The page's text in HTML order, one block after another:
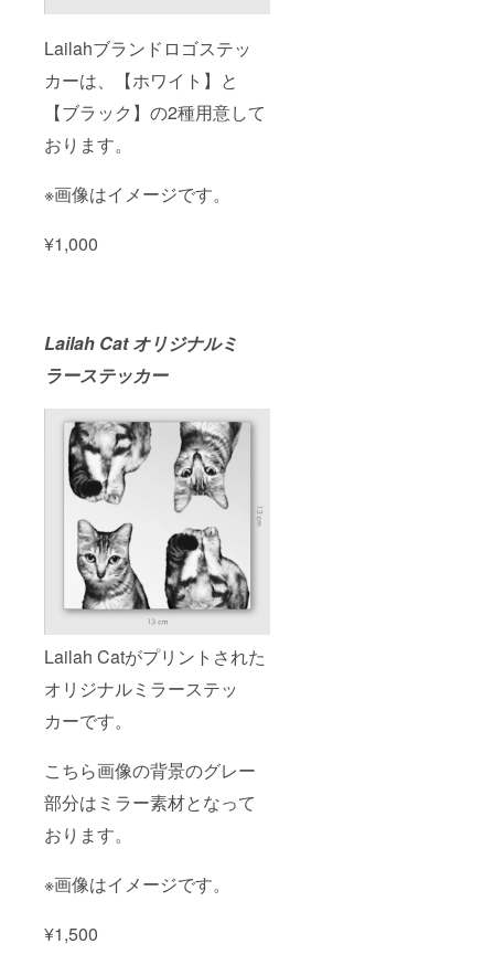
Lailahブランドロゴステッ
カーは、【ホワイト】と
【ブラック】の2種用意して
おります。
※画像はイメージです。
¥1,000
Lailah Cat オリジナルミ
ラーステッカー
Lailah Catがプリントされた
オリジナルミラーステッ
カーです。
こちら画像の背景のグレー
部分はミラー素材となって
おります。
※画像はイメージです。
¥1,500